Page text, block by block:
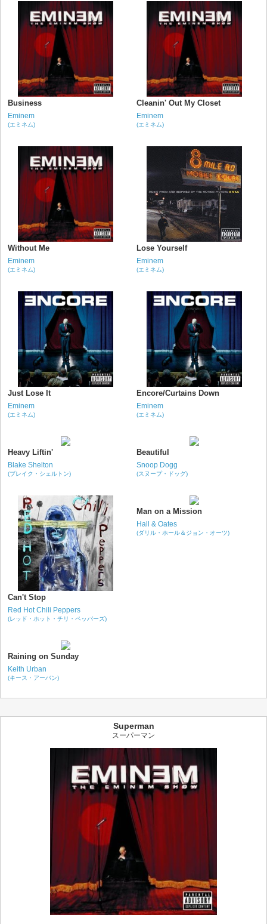
Business
Eminem
(エミネム)
Cleanin' Out My Closet
Eminem
(エミネム)
Without Me
Eminem
(エミネム)
Lose Yourself
Eminem
(エミネム)
Just Lose It
Eminem
(エミネム)
Encore/Curtains Down
Eminem
(エミネム)
Heavy Liftin'
Blake Shelton
(ブレイク・シェルトン)
Beautiful
Snoop Dogg
(スヌープ・ドッグ)
Can't Stop
Red Hot Chili Peppers
(レッド・ホット・チリ・ペッパーズ)
Man on a Mission
Hall & Oates
(ダリル・ホール＆ジョン・オーツ)
Raining on Sunday
Keith Urban
(キース・アーバン)
Superman
スーパーマン